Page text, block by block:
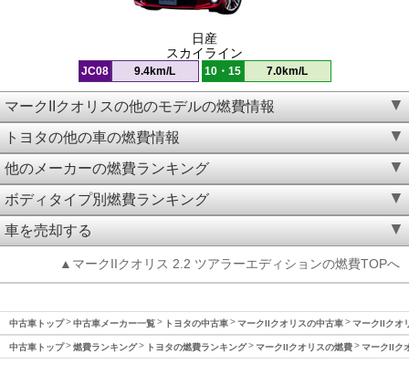
日産
スカイライン
JC08 9.4km/L 10・15 7.0km/L
マークIIクオリスの他のモデルの燃費情報
トヨタの他の車の燃費情報
他のメーカーの燃費ランキング
ボディタイプ別燃費ランキング
車を売却する
▲マークIIクオリス 2.2 ツアラーエディションの燃費TOPへ
中古車トップ 中古車メーカー一覧 トヨタの中古車 マークIIクオリスの中古車 マークIIクオ
中古車トップ 燃費ランキング トヨタの燃費ランキング マークIIクオリスの燃費 マークIIク